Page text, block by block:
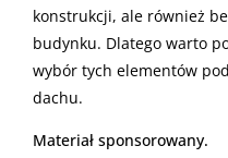
konstrukcji, ale również
budynku. Dlatego warto
wybór tych elementów
dachu.
Materiał sponsorowany.